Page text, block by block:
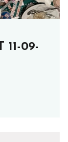
11-09-